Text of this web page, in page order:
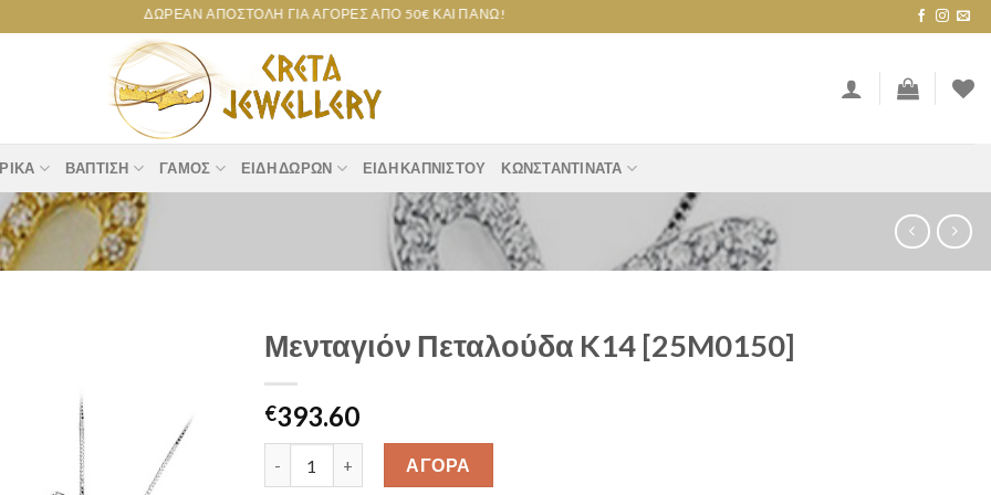
ΔΩΡΕΆΝ ΑΠΟΣΤΟΛΉ ΓΙΑ ΑΓΟΡΈΣ ΑΠΌ 50€ ΚΑΙ ΠΆΝΩ!
ΒΆΠΤΙΣΗ ΓΆΜΟΣ ΕΊΔΗ ΔΏΡΩΝ ΕΊΔΗ ΚΑΠΝΙΣΤΟΎ ΚΩΝΣΤΑΝΤΙΝΆΤΑ
Μενταγιόν Πεταλούδα K14 [25M0150]
€393.60
Μενταγιόν Πεταλούδα K14 [25M0150] quantity
ΑΓΟΡΑ